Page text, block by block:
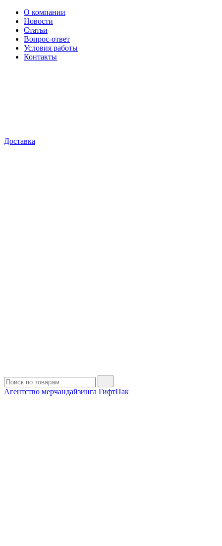
О компании
Новости
Статьи
Вопрос-ответ
Условия работы
Контакты
Доставка
Агентство мерчандайзинга ГифтПак